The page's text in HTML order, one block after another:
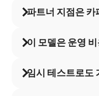
파트너 지점은
이 모델은 운영
임시 테스트로도